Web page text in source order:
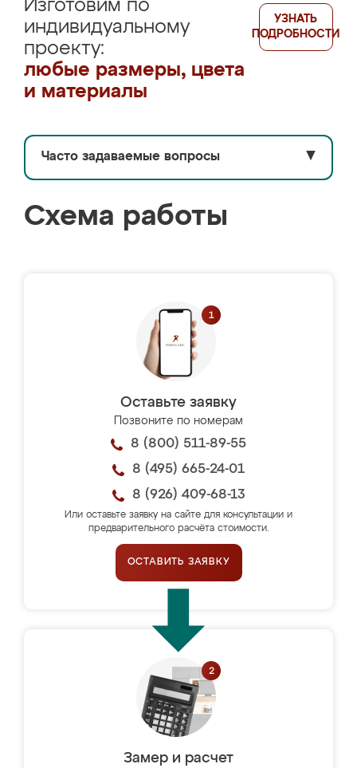
Изготовим по
индивидуальному
проекту:
любые размеры, цвета
и материалы
УЗНАТЬ
ПОДРОБНОСТИ
Часто задаваемые вопросы ▼
Схема работы
Оставьте заявку
Позвоните по номерам
8 (800) 511-89-55
8 (495) 665-24-01
8 (926) 409-68-13
Или оставьте заявку на сайте для консультации и
предварительного расчёта стоимости.
ОСТАВИТЬ ЗАЯВКУ
Замер и расчет